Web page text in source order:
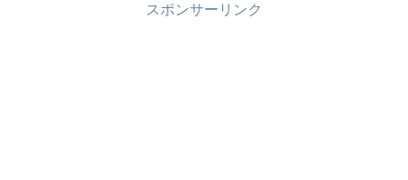
スポンサーリンク